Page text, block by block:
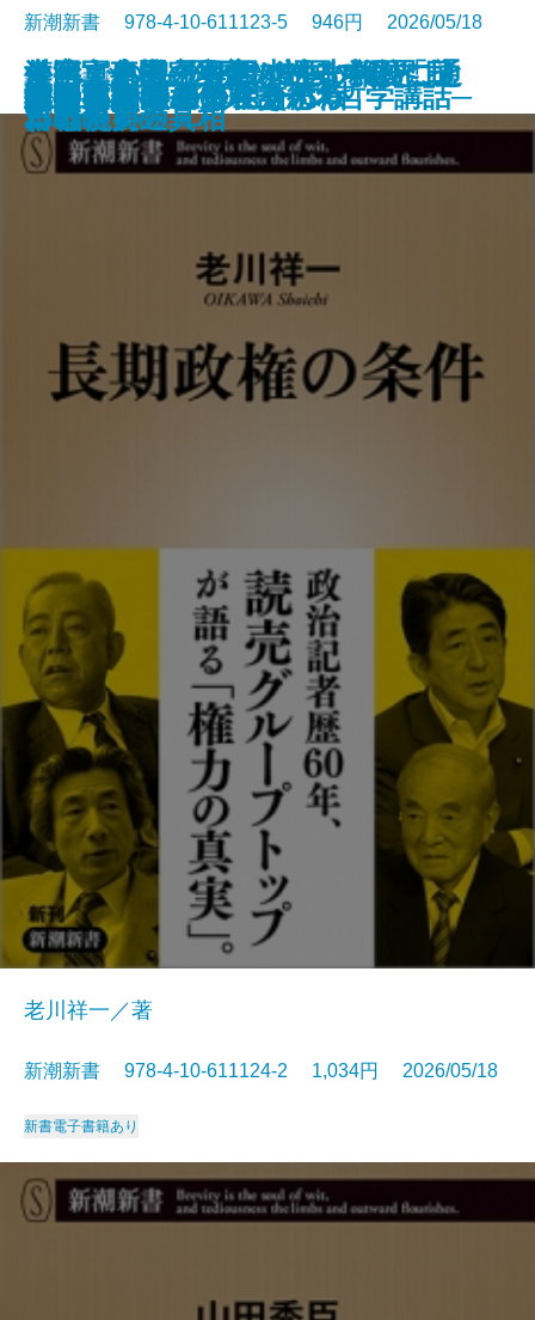
愛知県は天下を取るがね
猫のいる人生
反復する昭和史
推したちとどう生きるか
高野連
すべての人の死因は生まれたこと
である
ヒトと音楽の進化論
星野源論
本とは何か
知の本棚
新潮新書 978-4-10-611123-5 946円 2026/05/18
新書電子書籍あり
長期政権の条件
老川祥一／著
新潮新書 978-4-10-611124-2 1,034円 2026/05/18
新書電子書籍あり
外国人患者─医療ツーリズムと日
本の現実─
天皇への敗北─シリーズ哲学講話─
コミュ力不要の社交術
台湾軍事機密文書が語る中国「抗
日戦争」の真相
それでも息子を日本の小学校に通
わせたい
漢字文化圏の興亡─中国の限界、
日本の前途─
人生不案内
武器としての日本語思考
運命まかせ